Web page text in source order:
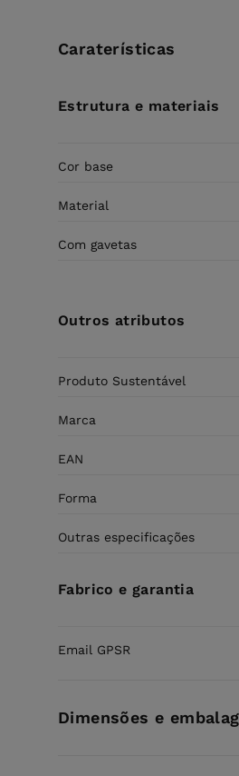
Caraterísticas
Estrutura e materiais
Cor base
Material
Com gavetas
Outros atributos
Produto Sustentável
Marca
EAN
Forma
Outras especificações
Fabrico e garantia
Email GPSR
Dimensões e